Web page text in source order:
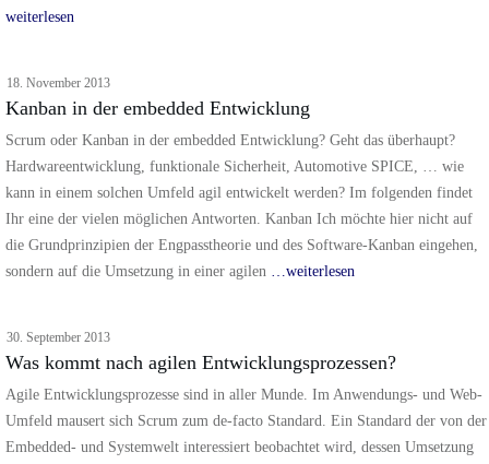
weiterlesen
18. November 2013
Kanban in der embedded Entwicklung
Scrum oder Kanban in der embedded Entwicklung? Geht das überhaupt?
Hardwareentwicklung, funktionale Sicherheit, Automotive SPICE, … wie
kann in einem solchen Umfeld agil entwickelt werden? Im folgenden findet
Ihr eine der vielen möglichen Antworten. Kanban Ich möchte hier nicht auf
die Grundprinzipien der Engpasstheorie und des Software-Kanban eingehen,
sondern auf die Umsetzung in einer agilen …weiterlesen
30. September 2013
Was kommt nach agilen Entwicklungsprozessen?
Agile Entwicklungsprozesse sind in aller Munde. Im Anwendungs- und Web-
Umfeld mausert sich Scrum zum de-facto Standard. Ein Standard der von der
Embedded- und Systemwelt interessiert beobachtet wird, dessen Umsetzung